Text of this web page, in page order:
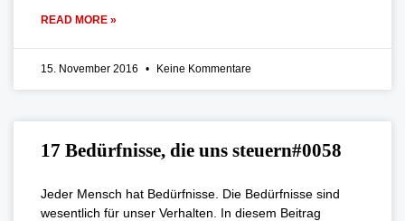
READ MORE »
15. November 2016 Keine Kommentare
17 Bedürfnisse, die uns steuern#0058
Jeder Mensch hat Bedürfnisse. Die Bedürfnisse sind
wesentlich für unser Verhalten. In diesem Beitrag